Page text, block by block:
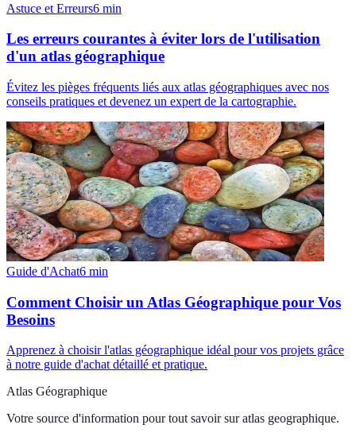
Astuce et Erreurs6 min
Les erreurs courantes à éviter lors de l'utilisation
d'un atlas géographique
Évitez les pièges fréquents liés aux atlas géographiques avec nos
conseils pratiques et devenez un expert de la cartographie.
Guide d'Achat6 min
Comment Choisir un Atlas Géographique pour Vos
Besoins
Apprenez à choisir l'atlas géographique idéal pour vos projets grâce
à notre guide d'achat détaillé et pratique.
Atlas Géographique
Votre source d'information pour tout savoir sur atlas geographique.